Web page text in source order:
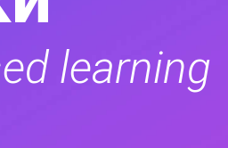
learning